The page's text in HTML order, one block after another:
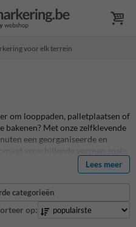
voor elk terrein
om looppaden, palletplaatsen of
Met onze zelfklevende
een georganiseerde en
verschillende vormen zoals
zodat je elke toepassing
zijn voorzien van een sterke
langdurig gebruik in
Lees meer
categorieën
op: